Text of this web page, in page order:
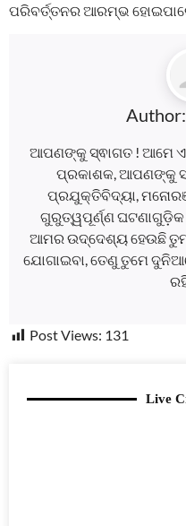
ପରିବର୍ତ୍ତନର ଆରମ୍ଭ
Author:
ଆପଣଙ୍କୁ ସ୍ଵାଗତ ! ଆମେ
ପ୍ରକାଶକ, ଆପଣଙ୍କୁ
ପ୍ରଯୁକ୍ତିବିଦ୍ୟା,
ଗୁରୁତ୍ୱପୂର୍ଣ୍ଣ
ଆମର ଉଦ୍ଦେଶ୍ୟ ହେଉଛି
ଯୋଗାଇବା, ତେଣୁ ତୁମେ
Post Views: 131
Live